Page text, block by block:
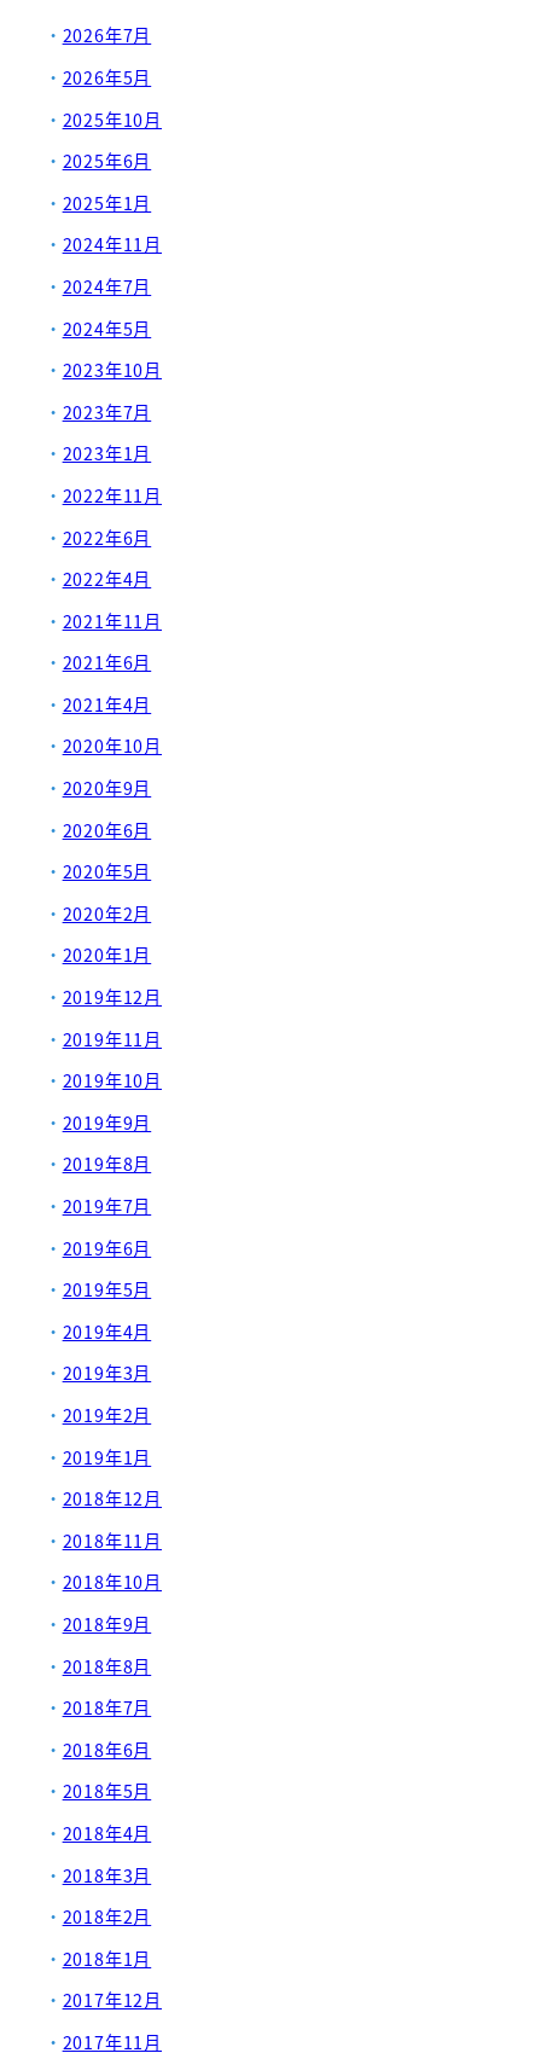
2026年7月
2026年5月
2025年10月
2025年6月
2025年1月
2024年11月
2024年7月
2024年5月
2023年10月
2023年7月
2023年1月
2022年11月
2022年6月
2022年4月
2021年11月
2021年6月
2021年4月
2020年10月
2020年9月
2020年6月
2020年5月
2020年2月
2020年1月
2019年12月
2019年11月
2019年10月
2019年9月
2019年8月
2019年7月
2019年6月
2019年5月
2019年4月
2019年3月
2019年2月
2019年1月
2018年12月
2018年11月
2018年10月
2018年9月
2018年8月
2018年7月
2018年6月
2018年5月
2018年4月
2018年3月
2018年2月
2018年1月
2017年12月
2017年11月